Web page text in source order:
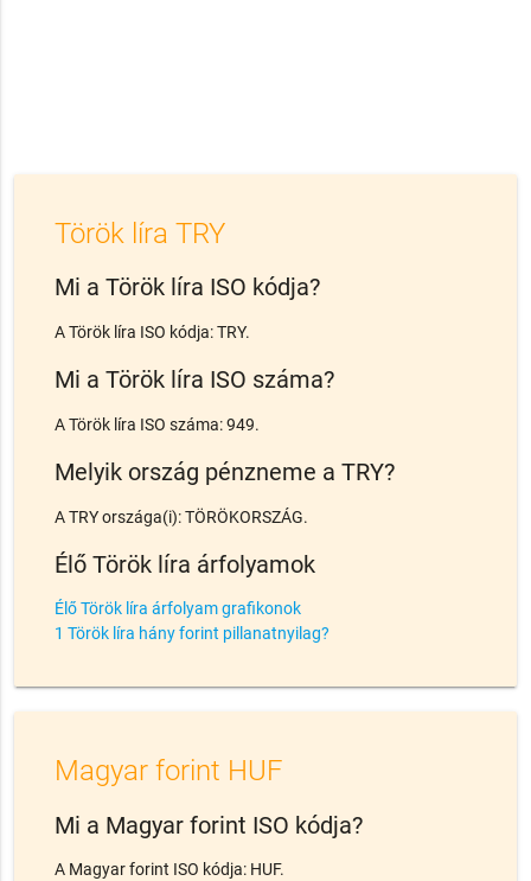
Török líra TRY
Mi a Török líra ISO kódja?
A Török líra ISO kódja: TRY.
Mi a Török líra ISO száma?
A Török líra ISO száma: 949.
Melyik ország pénzneme a TRY?
A TRY országa(i): TÖRÖKORSZÁG.
Élő Török líra árfolyamok
Élő Török líra árfolyam grafikonok
1 Török líra hány forint pillanatnyilag?
Magyar forint HUF
Mi a Magyar forint ISO kódja?
A Magyar forint ISO kódja: HUF.